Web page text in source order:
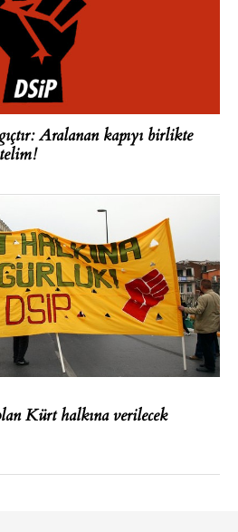
Aralanan kapıyı birlikte
Kürt halkına verilecek